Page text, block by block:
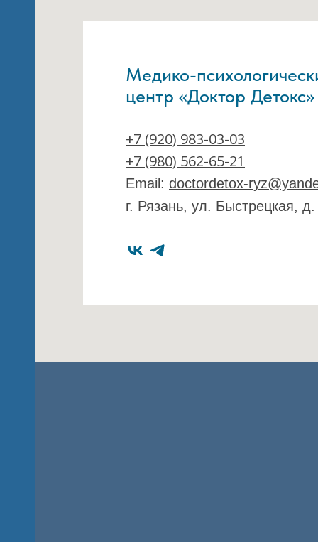
Медико-
центр «Доктор Детокс»
+7 (920) 983-03-03
+7 (980) 562-65-21
Email: doctordetox-
г. Рязань, ул. Быстрецкая,